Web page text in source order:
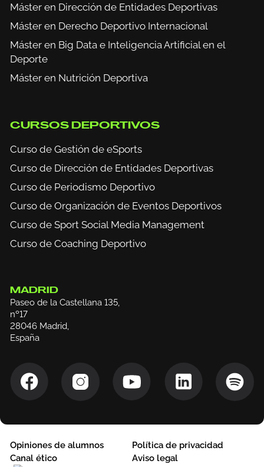
Máster en Dirección de Entidades Deportivas
Máster en Derecho Deportivo Internacional
Máster en Big Data e Inteligencia Artificial en el
Deporte
Máster en Nutrición Deportiva
CURSOS DEPORTIVOS
Curso de Gestión de eSports
Curso de Dirección de Entidades Deportivas
Curso de Periodismo Deportivo
Curso de Organización de Eventos Deportivos
Curso de Sport Social Media Management
Curso de Coaching Deportivo
MADRID
Paseo de la Castellana 135,
nº17
28046 Madrid,
España
Opiniones de alumnos
Canal ético
Política de privacidad
Aviso legal